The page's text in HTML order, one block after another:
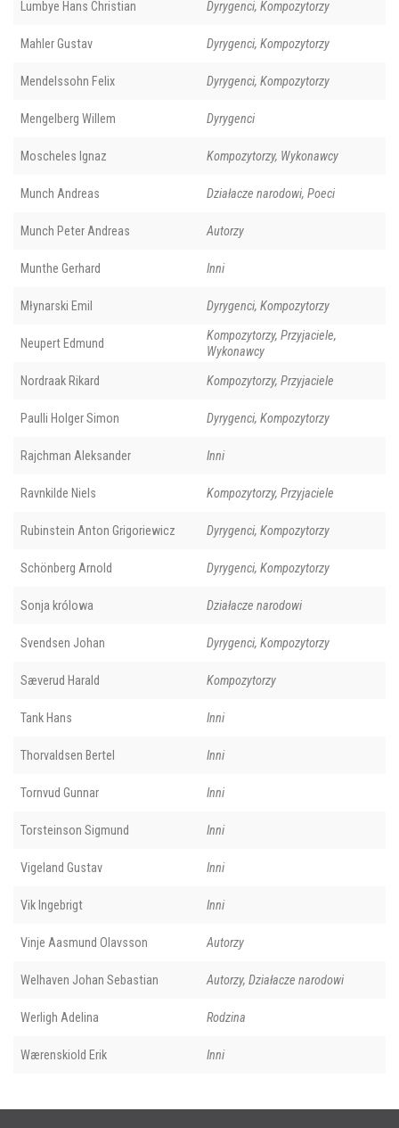
Lumbye Hans Christian Dyrygenci, Kompozytorzy
Mahler Gustav Dyrygenci, Kompozytorzy
Mendelssohn Felix Dyrygenci, Kompozytorzy
Mengelberg Willem Dyrygenci
Moscheles Ignaz Kompozytorzy, Wykonawcy
Munch Andreas Działacze narodowi, Poeci
Munch Peter Andreas Autorzy
Munthe Gerhard Inni
Młynarski Emil Dyrygenci, Kompozytorzy
Neupert Edmund
Kompozytorzy, Przyjaciele,
Wykonawcy
Nordraak Rikard Kompozytorzy, Przyjaciele
Paulli Holger Simon Dyrygenci, Kompozytorzy
Rajchman Aleksander Inni
Ravnkilde Niels Kompozytorzy, Przyjaciele
Rubinstein Anton Grigoriewicz Dyrygenci, Kompozytorzy
Schönberg Arnold Dyrygenci, Kompozytorzy
Sonja królowa Działacze narodowi
Svendsen Johan Dyrygenci, Kompozytorzy
Sæverud Harald Kompozytorzy
Tank Hans Inni
Thorvaldsen Bertel Inni
Tornvud Gunnar Inni
Torsteinson Sigmund Inni
Vigeland Gustav Inni
Vik Ingebrigt Inni
Vinje Aasmund Olavsson Autorzy
Welhaven Johan Sebastian Autorzy, Działacze narodowi
Werligh Adelina Rodzina
Wærenskiold Erik Inni